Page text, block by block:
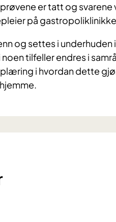
er tatt og svarene
på
og settes i underhuden
tilfeller endres i
i hvordan dette